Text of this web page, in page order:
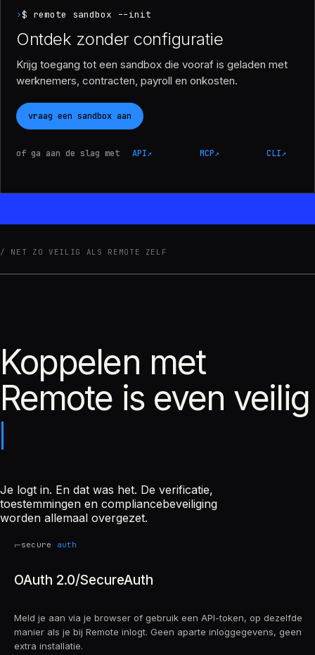
›$ remote sandbox --init
Ontdek zonder configuratie
Krijg toegang tot een sandbox die vooraf is geladen met
werknemers, contracten, payroll en onkosten.
vraag een sandbox aan
of ga aan de slag met API↗ MCP↗ CLI↗
NET ZO VEILIG ALS REMOTE ZELF
Koppelen met
Remote is even veilig
Je logt in. En dat was het. De verificatie,
toestemmingen en compliancebeveiliging
worden allemaal overgezet.
⌐secure auth
OAuth 2.0/SecureAuth
Meld je aan via je browser of gebruik een API-token, op dezelfde
manier als je bij Remote inlogt. Geen aparte inloggegevens, geen
extra installatie.